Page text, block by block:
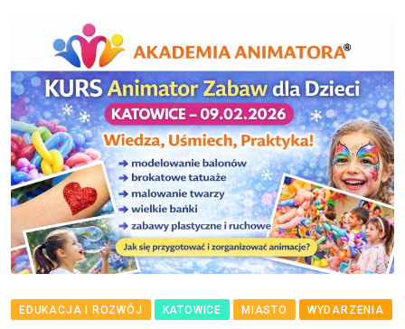
EDUKACJA I ROZWÓJ KATOWICE MIASTO WYDARZENIA